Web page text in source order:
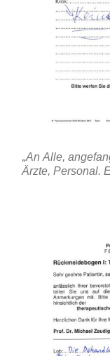
„An Alle,
Ärzte, Personal.